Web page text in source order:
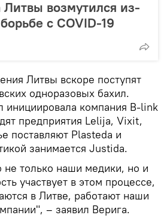
возмутился из-
с COVID-19
Литвы вскоре поступят
одноразовых бахил.
инициировала компания B-link
предприятия Lelija, Vixit,
поставляют Plasteda и
занимается Justida.
не только наши медики, но и
участвует в этом процессе,
в Литве, работают наши
– заявил Верига.